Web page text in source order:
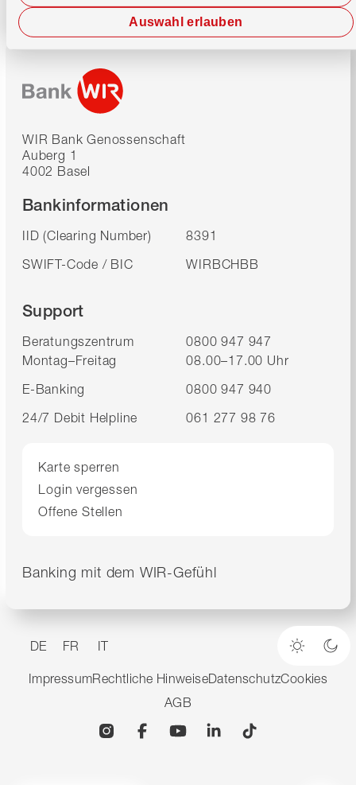
Auswahl erlauben
WIR Bank Genossenschaft
Auberg 1
4002 Basel
Bankinformationen
IID (Clearing Number)
8391
SWIFT-Code / BIC
WIRBCHBB
Support
Beratungszentrum
0800 947 947
Montag–Freitag
08.00–17.00 Uhr
E-Banking
0800 947 940
24/7 Debit Helpline
061 277 98 76
Karte sperren
Login vergessen
Offene Stellen
Banking mit dem WIR-Gefühl
DE FR IT
Heller
ImpressumRechtliche HinweiseDatenschutzCookies
AGB
InstagramFacebookYouTubeLinkedin